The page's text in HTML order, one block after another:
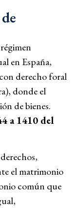
en España,
derecho foral
donde el
de bienes.
a 1410 del
el matrimonio
común que